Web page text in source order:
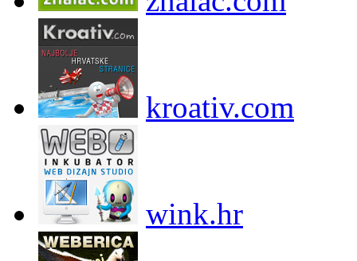
kroativ.com
wink.hr